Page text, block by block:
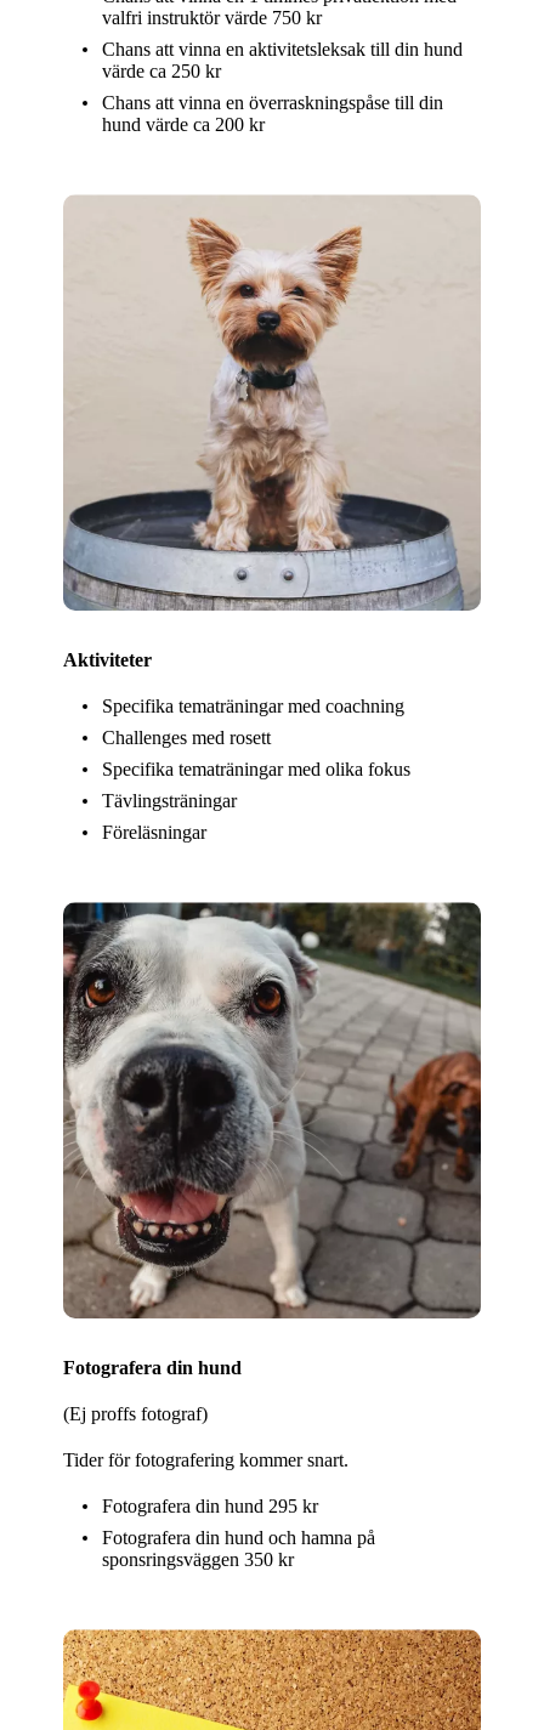
valfri instruktör värde 750 kr
Chans att vinna en aktivitetsleksak till din hund
värde ca 250 kr
Chans att vinna en överraskningspåse till din
hund värde ca 200 kr
Aktiviteter
Specifika tematräningar med coachning
Challenges med rosett
Specifika tematräningar med olika fokus
Tävlingsträningar
Föreläsningar
Fotografera din hund
(Ej proffs fotograf)
Tider för fotografering kommer snart.
Fotografera din hund 295 kr
Fotografera din hund och hamna på
sponsringsväggen 350 kr